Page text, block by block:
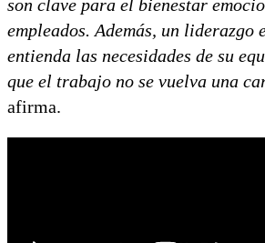
son clave para el bienestar
empleados. Además, un liderazgo
entienda las necesidades de su
que el trabajo no se vuelva una
afirma.